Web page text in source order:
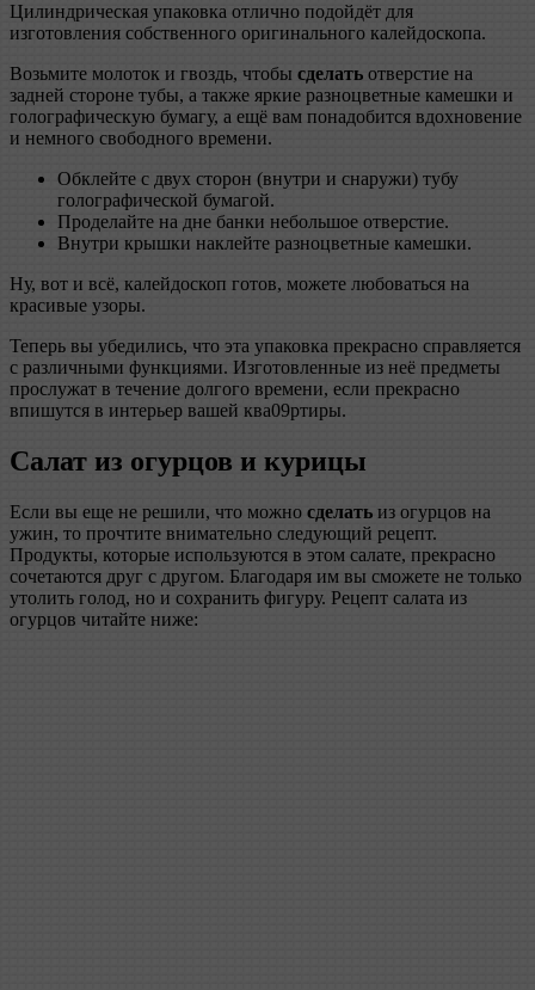
Цилиндрическая упаковка отлично подойдёт для
изготовления собственного оригинального калейдоскопа.
Возьмите молоток и гвоздь, чтобы сделать отверстие на
задней стороне тубы, а также яркие разноцветные камешки и
голографическую бумагу, а ещё вам понадобится вдохновение
и немного свободного времени.
Обклейте с двух сторон (внутри и снаружи) тубу
голографической бумагой.
Проделайте на дне банки небольшое отверстие.
Внутри крышки наклейте разноцветные камешки.
Ну, вот и всё, калейдоскоп готов, можете любоваться на
красивые узоры.
Теперь вы убедились, что эта упаковка прекрасно справляется
с различными функциями. Изготовленные из неё предметы
прослужат в течение долгого времени, если прекрасно
впишутся в интерьер вашей ква09ртиры.
Салат из огурцов и курицы
Если вы еще не решили, что можно сделать из огурцов на
ужин, то прочтите внимательно следующий рецепт.
Продукты, которые используются в этом салате, прекрасно
сочетаются друг с другом. Благодаря им вы сможете не только
утолить голод, но и сохранить фигуру. Рецепт салата из
огурцов читайте ниже: